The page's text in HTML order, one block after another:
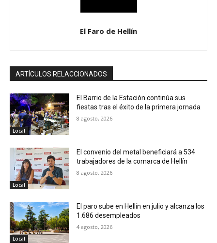
El Faro de Hellín
ARTÍCULOS RELACCIONADOS
Local
El Barrio de la Estación continúa sus
fiestas tras el éxito de la primera jornada
8 agosto, 2026
Local
El convenio del metal beneficiará a 534
trabajadores de la comarca de Hellín
8 agosto, 2026
Local
El paro sube en Hellín en julio y alcanza los
1.686 desempleados
4 agosto, 2026